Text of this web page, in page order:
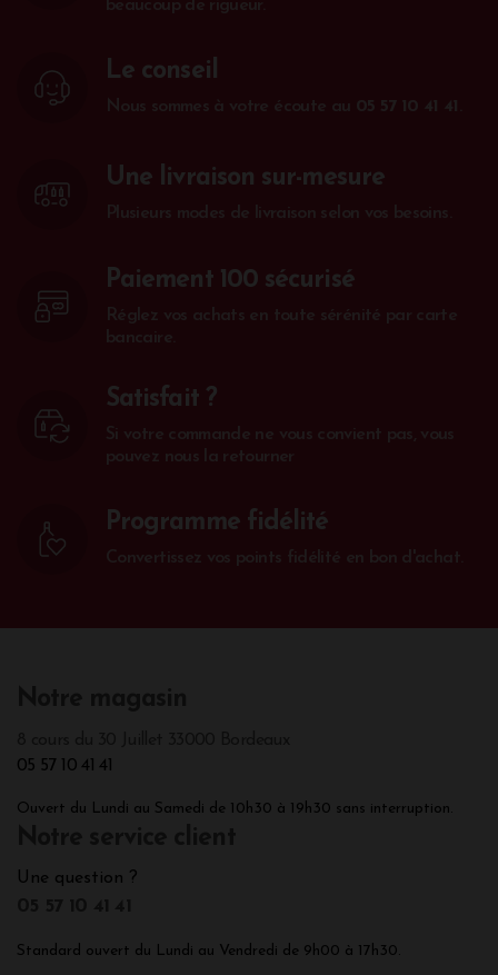
Le conseil
Une livraison sur-mesure
Paiement 100 sécurisé
Satisfait ?
Programme fidélité
05 57 10 41 41
Ouvert du Lundi au Samedi de 10h30 à 19h30 sans interruption.
Une question ?
Standard ouvert du Lundi au Vendredi de 9h00 à 17h30.